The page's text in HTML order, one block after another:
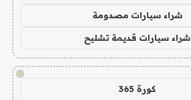
شراء سيارات مصدومة
شراء سيارات قديمة تشليح
!
كورة 365